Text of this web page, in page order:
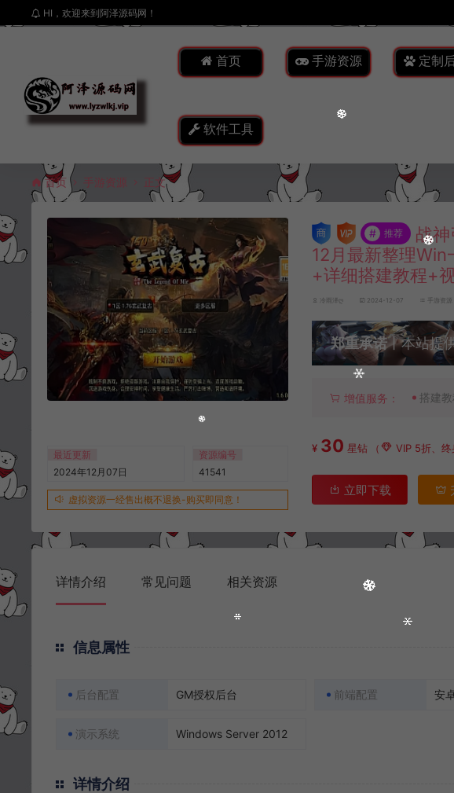
HI，欢迎来到阿泽源码网！
首页 手游资源 定制
软件工具
首页 手游资源 正文
最近更新
2024年12月07日
资源编号
41541
虚拟资源一经售出概不退换-购买即同意！
# 推荐
战神
12月最新整理
+详细搭建教程+
冷雨泽ღ 2024-12-07 手游资源
郑重承诺丨本站提
增值服务： 搭建教
¥ 30 星钻 （ VIP 5折、
立即下载
详情介绍 常见问题 相关资源
信息属性
后台配置 GM授权后台 前端配置 安
演示系统 Windows Server 2012
详情介绍